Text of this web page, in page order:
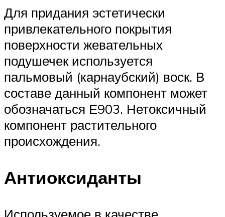
Для придания эстетически
привлекательного покрытия
поверхности жевательных
подушечек используется
пальмовый (карнаубский) воск. В
составе данный компонент может
обозначаться Е903. Нетоксичный
компонент растительного
происхождения.
Антиоксиданты